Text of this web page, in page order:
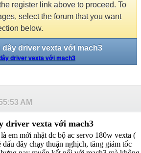
register link above to proceed. To
select the forum that you want
below.
driver vexta với mach3
driver vexta với mach3
AM
driver vexta với mach3
em mới nhặt đc bộ ac servo 180w vexta (
dây chạy thuận nghịch, tăng giảm tốc